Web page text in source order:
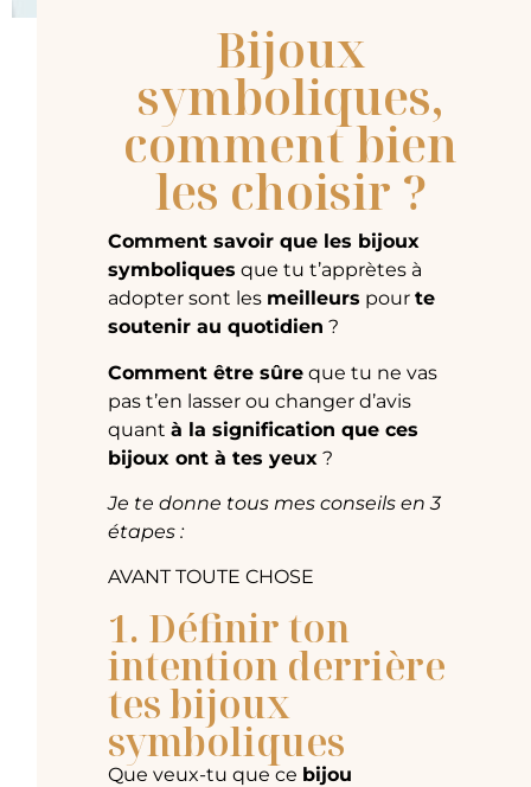
Bijoux
symboliques,
comment bien
les choisir ?
Comment savoir que les bijoux
symboliques que tu t’apprètes à
adopter sont les meilleurs pourte
soutenir au quotidien ?
Comment être sûre que tu ne vas
pas t’en lasser ou changer d’avis
quantà la signification que ces
bijoux ont à tes yeux ?
Je te donne tous mes conseils en 3
étapes :
AVANT TOUTE CHOSE
1. Définir ton
intention derrière
tes bijoux
symboliques
Que veux-tu que ce bijou